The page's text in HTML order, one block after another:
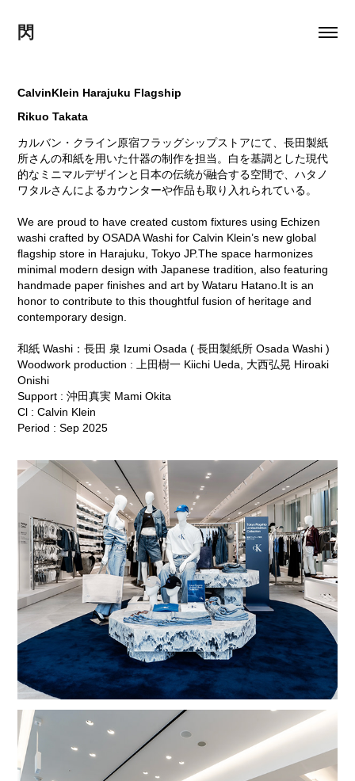
閃
CalvinKlein Harajuku Flagship
Rikuo Takata
カルバン・クライン原宿フラッグシップストアにて、長田製紙
所さんの和紙を用いた什器の制作を担当。白を基調とした現代
的なミニマルデザインと日本の伝統が融合する空間で、ハタノ
ワタルさんによるカウンターや作品も取り入れられている。
We are proud to have created custom fixtures using Echizen
washi crafted by OSADA Washi for Calvin Klein’s new global
flagship store in Harajuku, Tokyo JP.The space harmonizes
minimal modern design with Japanese tradition, also featuring
handmade paper finishes and art by Wataru Hatano.It is an
honor to contribute to this thoughtful fusion of heritage and
contemporary design.
和紙 Washi：長田 泉 Izumi Osada ( 長田製紙所 Osada Washi )
Woodwork production : 上田樹一 Kiichi Ueda, 大西弘晃 Hiroaki
Onishi
Support : 沖田真実 Mami Okita
Cl : Calvin Klein
Period : Sep 2025